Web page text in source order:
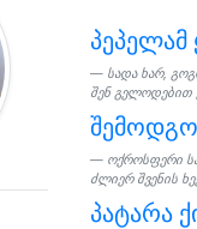
პეპელამ
სადა ხარ,
შენ გელოდებით
ოქროსფერი
ძლიერ შვენის
პატარა